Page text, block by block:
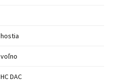
hostia
voľno
HC DAC